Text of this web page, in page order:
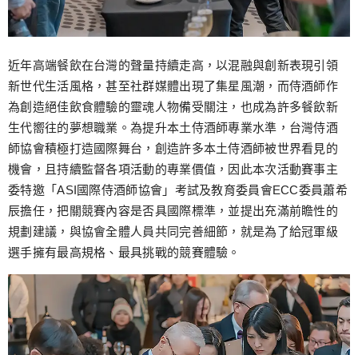
近年高端餐飲在台灣的聲量持續走高，以混融與創新表現引領
新世代生活風格，甚至社群媒體出現了集星風潮，而侍酒師作
為創造絕佳飲食體驗的靈魂人物備受關注，也成為許多餐飲新
生代嚮往的夢想職業。為提升本土侍酒師專業水準，台灣侍酒
師協會積極打造國際舞台，創造許多本土侍酒師被世界看見的
機會，且持續監督各項活動的專業價值，因此本次活動賽事主
委特邀「ASI國際侍酒師協會」考試及教育委員會ECC委員蕭希
辰擔任，把關競賽內容是否具國際標準，並提出充滿前瞻性的
規劃建議，與協會全體人員共同完善細節，就是為了給冠軍級
選手擁有最高規格、最具挑戰的競賽體驗。